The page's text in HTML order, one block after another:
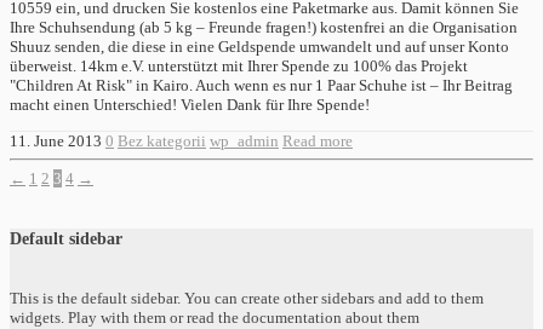
10559 ein, und drucken Sie kostenlos eine Paketmarke aus. Damit können Sie
Ihre Schuhsendung (ab 5 kg – Freunde fragen!) kostenfrei an die Organisation
Shuuz senden, die diese in eine Geldspende umwandelt und auf unser Konto
überweist. 14km e.V. unterstützt mit Ihrer Spende zu 100% das Projekt
"Children At Risk" in Kairo. Auch wenn es nur 1 Paar Schuhe ist – Ihr Beitrag
macht einen Unterschied! Vielen Dank für Ihre Spende!
11. June 2013 0 Bez kategorii wp_admin Read more
← 1 2 3 4 →
Default sidebar
This is the default sidebar. You can create other sidebars and add to them
widgets. Play with them or read the documentation about them